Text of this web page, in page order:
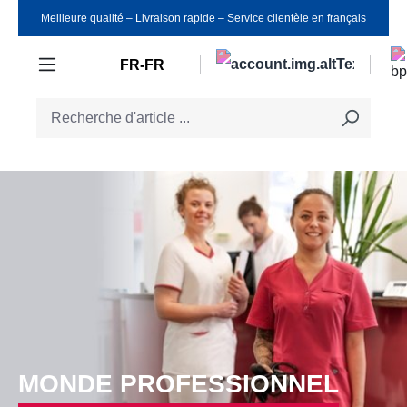
Passer au contenu principal
Meilleure qualité ‒ Livraison rapide ‒ Service clientèle en français
FR-FR
MONDE PROFESSIONNEL